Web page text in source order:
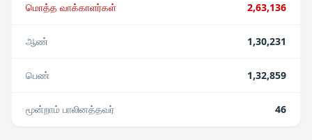
மொத்த வாக்காளர்கள் 2,63,136
ஆண் 1,30,231
பெண் 1,32,859
மூன்றாம் பாலினத்தவர் 46